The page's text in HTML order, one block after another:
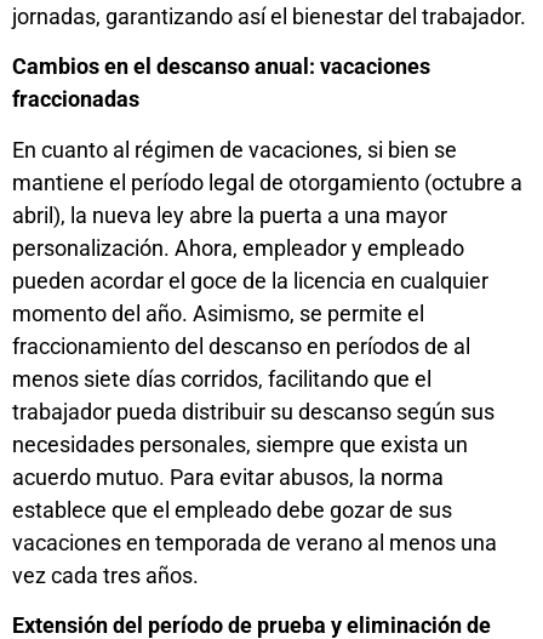
jornadas, garantizando así el bienestar del trabajador.
Cambios en el descanso anual: vacaciones
fraccionadas
En cuanto al régimen de vacaciones, si bien se
mantiene el período legal de otorgamiento (octubre a
abril), la nueva ley abre la puerta a una mayor
personalización. Ahora, empleador y empleado
pueden acordar el goce de la licencia en cualquier
momento del año. Asimismo, se permite el
fraccionamiento del descanso en períodos de al
menos siete días corridos, facilitando que el
trabajador pueda distribuir su descanso según sus
necesidades personales, siempre que exista un
acuerdo mutuo. Para evitar abusos, la norma
establece que el empleado debe gozar de sus
vacaciones en temporada de verano al menos una
vez cada tres años.
Extensión del período de prueba y eliminación de